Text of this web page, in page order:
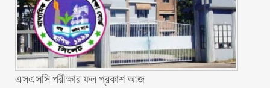
এসএসসি পরীক্ষার ফল প্রকাশ আজ